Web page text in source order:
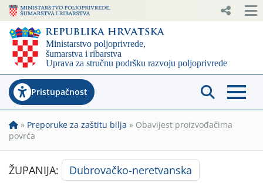
Pristupačnost
» Preporuke za zaštitu bilja » Obavijest proizvođačima
povrća
ŽUPANIJA: Dubrovačko-neretvanska